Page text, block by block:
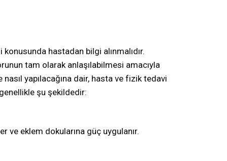
hastadan bilgi alınmalıdır.
tam olarak anlaşılabilmesi amacıyla
yapılacağına dair, hasta ve fizik tedavi
şu şekildedir:
ve eklem dokularına güç uygulanır.